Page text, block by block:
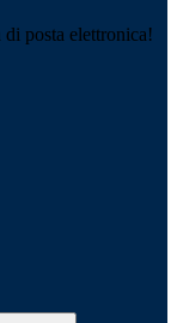
posta elettronica!